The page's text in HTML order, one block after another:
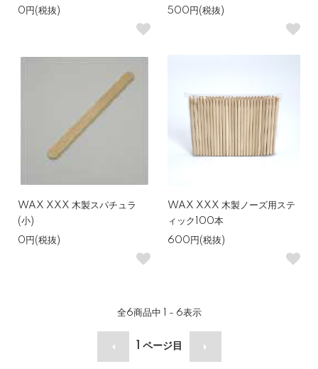
0円(税抜)
500円(税抜)
WAX XXX 木製スパチュラ
(小)
0円(税抜)
WAX XXX 木製ノーズ用ステ
ィック100本
600円(税抜)
全6商品中 1 - 6表示
ページ目